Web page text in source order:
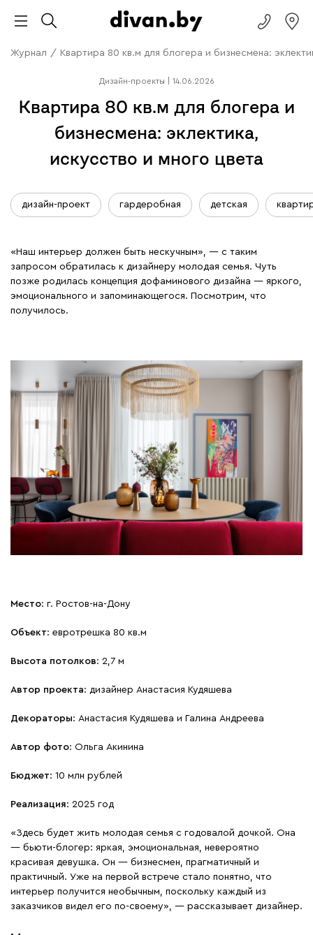
Журнал / Квартира 80 кв.м для блогера и бизнесмена:
Дизайн-проекты 14.06.2026
Квартира 80 кв.м для блогера и
бизнесмена: эклектика,
искусство и много цвета
дизайн-проект гардеробная детская
«Наш интерьер должен быть нескучным», — с таким
запросом обратилась к дизайнеру молодая семья. Чуть
позже родилась концепция дофаминового дизайна — яркого,
эмоционального и запоминающегося. Посмотрим, что
получилось.
Место: г. Ростов-на-Дону
Объект: евротрешка 80 кв.м
Высота потолков: 2,7 м
Автор проекта: дизайнер Анастасия Кудяшева
Декораторы: Анастасия Кудяшева и Галина Андреева
Автор фото: Ольга Акинина
Бюджет: 10 млн рублей
Реализация: 2025 год
«Здесь будет жить молодая семья с годовалой дочкой. Она
— бьюти-блогер: яркая, эмоциональная, невероятно
красивая девушка. Он — бизнесмен, прагматичный и
практичный. Уже на первой встрече стало понятно, что
интерьер получится необычным, поскольку каждый из
заказчиков видел его по-своему», — рассказывает дизайнер.